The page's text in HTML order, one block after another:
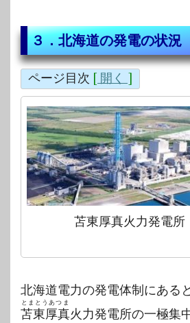
３．北海道の発電の状況
ページ目次 [ 開く ]
苫東厚真火力発電所
北海道電力の発電体制にある
苫東厚真
とまとうあつま
火力発電所の一極集